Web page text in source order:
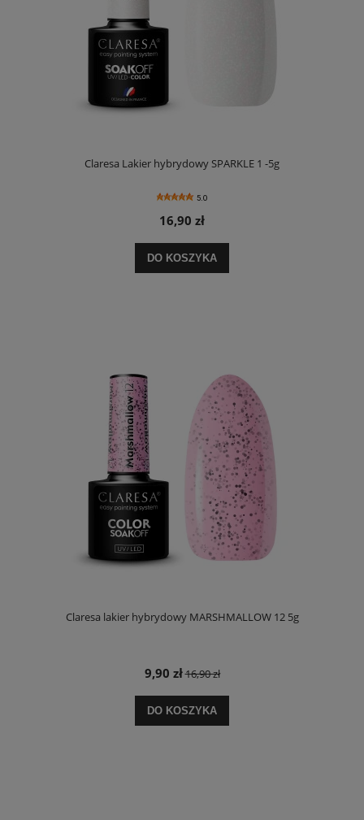
Claresa Lakier hybrydowy SPARKLE 1 -5g
5.0
16,90 zł
DO KOSZYKA
Claresa lakier hybrydowy MARSHMALLOW 12 5g
9,90 zł16,90 zł
DO KOSZYKA